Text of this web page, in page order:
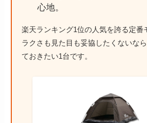
心地。
楽天ランキング1位の人気を誇る定番
ラクさも見た目も妥協したくないな
ておきたい1台です。